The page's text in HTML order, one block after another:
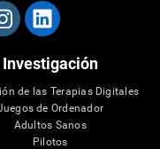
Investigación
de las Terapias Digitales
de Ordenador
Adultos Sanos
Pilotos